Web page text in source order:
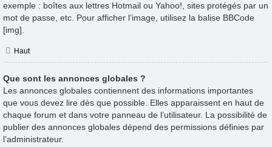
exemple : boîtes aux lettres Hotmail ou Yahoo!, sites protégés par un
mot de passe, etc. Pour afficher l’image, utilisez la balise BBCode
[img].
Haut
Que sont les annonces globales ?
Les annonces globales contiennent des informations importantes
que vous devez lire dès que possible. Elles apparaissent en haut de
chaque forum et dans votre panneau de l’utilisateur. La possibilité de
publier des annonces globales dépend des permissions définies par
l’administrateur.